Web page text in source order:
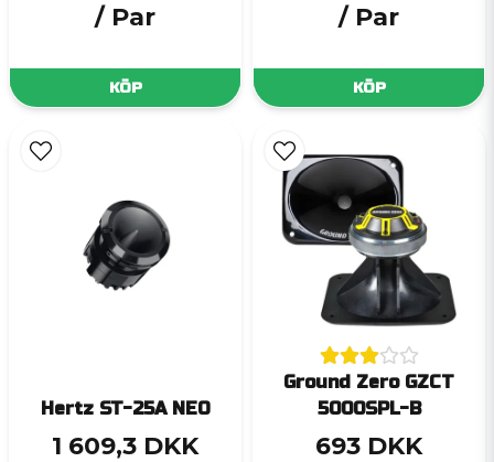
/ Par
KÖP
/ Par
KÖP
Hertz ST-25A NEO
1 609,3 DKK
Ground Zero GZCT
5000SPL-B
693 DKK